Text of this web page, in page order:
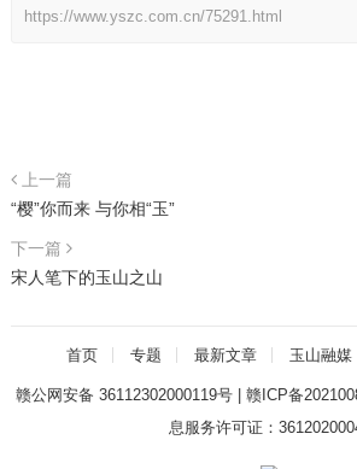
https://www.yszc.com.cn/75291.html
上一篇
“樱”你而来 与你相“玉”
下一篇
宋人笔下的玉山之山
首页 专题 最新文章 玉山融媒
赣公网安备 36112302000119号| 赣ICP备
息服务许可证：